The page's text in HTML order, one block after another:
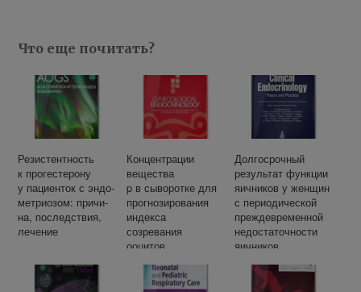
Что еще почитать?
Ре­зи­стент­ность
к про­ге­сте­ро­ну
у па­ци­ен­ток с эн­до­
мет­ри­о­зом: при­чи­
на, по­след­ствия,
ле­чение
Концентрации
вещества
p в сыворотке для
прогнозирования
индекса
созревания
ооцитов
беременности.
Долгосрочный
результат функции
яичников у женщин
с периодической
преждевременной
недостаточности
яичников.